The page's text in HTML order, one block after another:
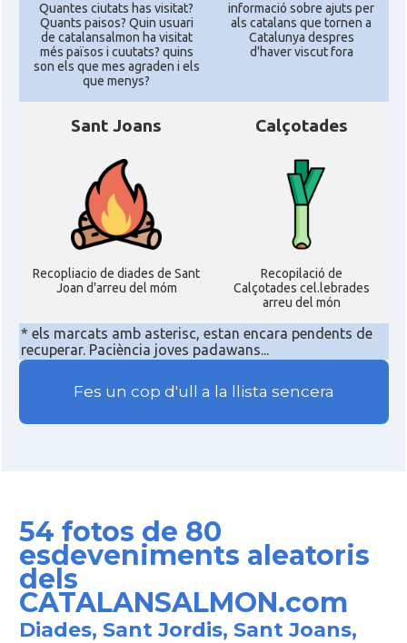
Quantes ciutats has visitat?
Quants paisos? Quin usuari
de catalansalmon ha visitat
més països i cuutats? quins
son els que mes agraden i els
que menys?
informació sobre ajuts per
als catalans que tornen a
Catalunya despres
d'haver viscut fora
Sant Joans
Recopliacio de diades de Sant
Joan d'arreu del móm
Calçotades
Recopilació de
Calçotades cel.lebrades
arreu del món
* els marcats amb asterisc, estan encara pendents de
recuperar. Paciència joves padawans...
Fes un cop d'ull a la llista sencera
54 fotos de 80
esdeveniments aleatoris
dels
CATALANSALMON.com
Diades, Sant Jordis, Sant Joans,